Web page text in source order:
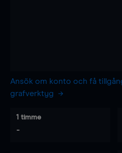
Ansök om konto och få
grafverktyg
1 timme
-